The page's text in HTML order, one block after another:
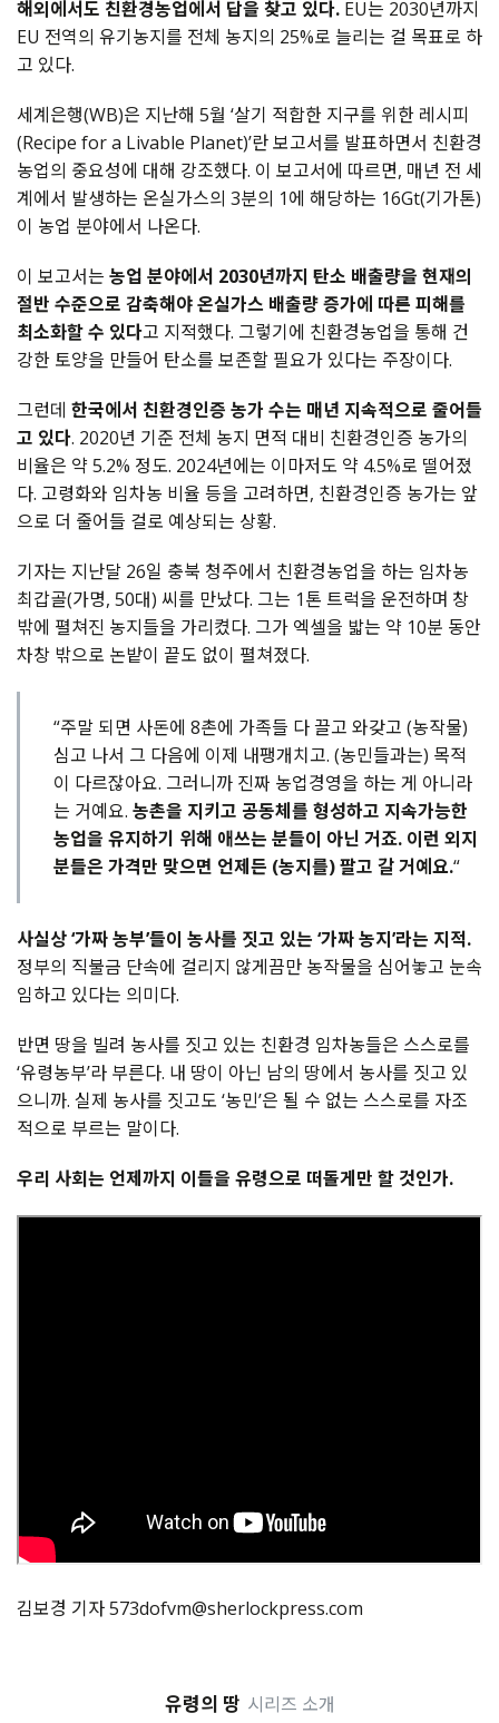
해외에서도 친환경농업에서 답을 찾고 있다. EU는 2030년까지
EU 전역의 유기농지를 전체 농지의 25%로 늘리는 걸 목표로 하
고 있다.
세계은행(WB)은 지난해 5월 ‘살기 적합한 지구를 위한 레시피
(Recipe for a Livable Planet)’란 보고서를 발표하면서 친환경
농업의 중요성에 대해 강조했다. 이 보고서에 따르면, 매년 전 세
계에서 발생하는 온실가스의 3분의 1에 해당하는 16Gt(기가톤)
이 농업 분야에서 나온다.
이 보고서는 농업 분야에서 2030년까지 탄소 배출량을 현재의
절반 수준으로 감축해야 온실가스 배출량 증가에 따른 피해를
최소화할 수 있다고 지적했다. 그렇기에 친환경농업을 통해 건
강한 토양을 만들어 탄소를 보존할 필요가 있다는 주장이다.
그런데 한국에서 친환경인증 농가 수는 매년 지속적으로 줄어들
고 있다. 2020년 기준 전체 농지 면적 대비 친환경인증 농가의
비율은 약 5.2% 정도. 2024년에는 이마저도 약 4.5%로 떨어졌
다. 고령화와 임차농 비율 등을 고려하면, 친환경인증 농가는 앞
으로 더 줄어들 걸로 예상되는 상황.
기자는 지난달 26일 충북 청주에서 친환경농업을 하는 임차농
최갑골(가명, 50대) 씨를 만났다. 그는 1톤 트럭을 운전하며 창
밖에 펼쳐진 농지들을 가리켰다. 그가 엑셀을 밟는 약 10분 동안
차창 밖으로 논밭이 끝도 없이 펼쳐졌다.
“주말 되면 사돈에 8촌에 가족들 다 끌고 와갖고 (농작물)
심고 나서 그 다음에 이제 내팽개치고. (농민들과는) 목적
이 다르잖아요. 그러니까 진짜 농업경영을 하는 게 아니라
는 거예요. 농촌을 지키고 공동체를 형성하고 지속가능한
농업을 유지하기 위해 애쓰는 분들이 아닌 거죠. 이런 외지
분들은 가격만 맞으면 언제든 (농지를) 팔고 갈 거예요.“
사실상 ‘가짜 농부’들이 농사를 짓고 있는 ‘가짜 농지’라는 지적.
정부의 직불금 단속에 걸리지 않게끔만 농작물을 심어놓고 눈속
임하고 있다는 의미다.
반면 땅을 빌려 농사를 짓고 있는 친환경 임차농들은 스스로를
‘유령농부’라 부른다. 내 땅이 아닌 남의 땅에서 농사를 짓고 있
으니까. 실제 농사를 짓고도 ‘농민’은 될 수 없는 스스로를 자조
적으로 부르는 말이다.
우리 사회는 언제까지 이들을 유령으로 떠돌게만 할 것인가.
김보경 기자 573dofvm@sherlockpress.com
유령의 땅 시리즈 소개